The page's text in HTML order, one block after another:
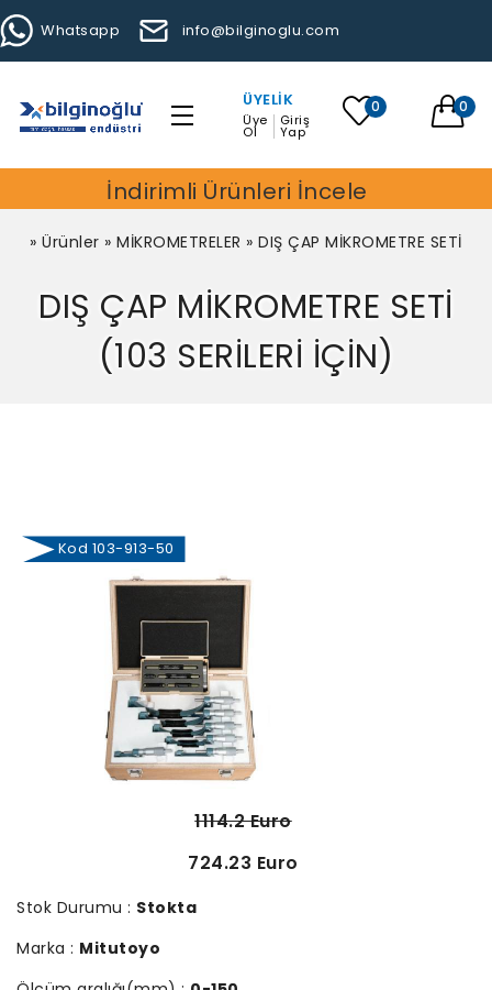
Whatsapp info@bilginoglu.com
ÜYELIK
Üye
Ol
Giriş
Yap
0 0
İndirimli Ürünleri İncele
»Ürünler »MİKROMETRELER »DIŞ ÇAP MİKROMETRE SETİ
DIŞ ÇAP MİKROMETRE SETİ
(103 SERİLERİ İÇİN)
Kod 103-913-50
1114.2 Euro
724.23 Euro
Stok Durumu : Stokta
Marka : Mitutoyo